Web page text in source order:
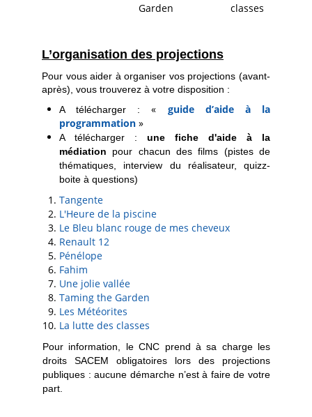
Garden
classes
L’organisation des projections
Pour vous aider à organiser vos projections (avant-
après), vous trouverez à votre disposition :
A télécharger :« guide d’aide à la
programmation »
A télécharger : une fiche d'aide à la
médiation
pour chacun des films (pistes de
thématiques, interview du réalisateur, quizz-
boite à questions)
Tangente
L'Heure de la piscine
Le Bleu blanc rouge de mes cheveux
Renault 12
Pénélope
Fahim
Une jolie vallée
Taming the Garden
Les Météorites
La lutte des classes
Pour information, le CNC prend à sa charge les
droits SACEM obligatoires lors des projections
publiques : aucune démarche n’est à faire de votre
part.